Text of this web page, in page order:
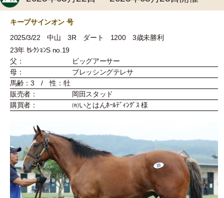
キープサインオン 号
2025/3/22 中山 3R ダート 1200 3歳未勝利
23年 ｾﾚｸｼｮﾝS no.19
父：
ビッグアーサー
母：
ブレッシングテレサ
馬齢：3 / 性：牡
販売者：
岡田スタッド
購買者：
㈲いとはんﾎｰﾙﾃﾞｨﾝｸﾞｽ 様